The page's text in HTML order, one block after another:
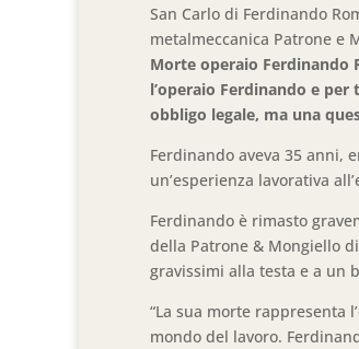
San Carlo di Ferdinando
metalmeccanica Patrone e
Morte operaio Ferdinando
l’operaio Ferdinando e
obbligo legale, ma una
Ferdinando aveva 35 anni,
un’esperienza lavorativa
Ferdinando è rimasto
della Patrone & Mongiello
gravissimi alla testa e a un
“La sua morte rappresenta
mondo del lavoro.